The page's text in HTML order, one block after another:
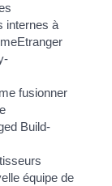
internes à
fusionner
Build-
équipe de